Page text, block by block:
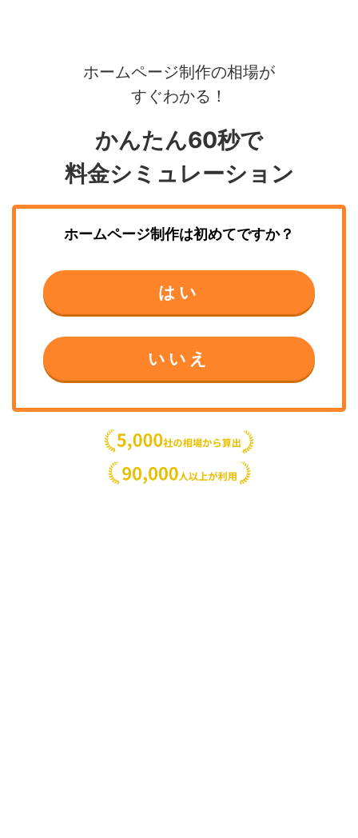
ホームページ制作の相場が
すぐわかる！
かんたん60秒で
料金シミュレーション
ホームページ制作は初めてですか？
はい
いいえ